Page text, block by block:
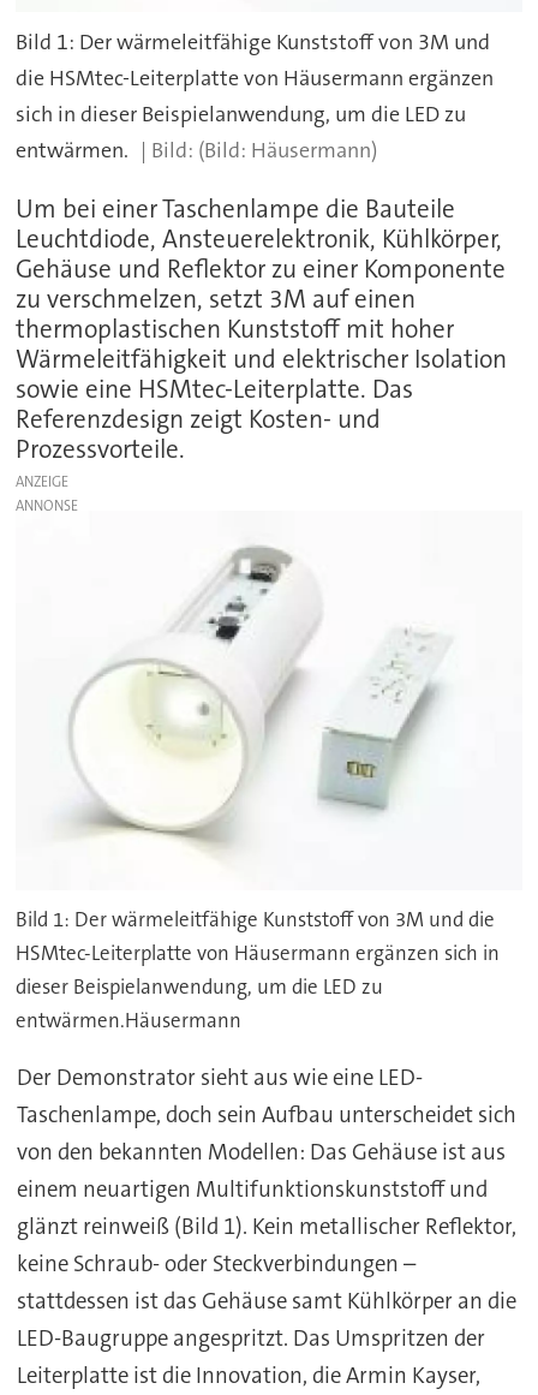
Bild 1: Der wärmeleitfähige Kunststoff von 3M und
die HSMtec-Leiterplatte von Häusermann ergänzen
sich in dieser Beispielanwendung, um die LED zu
entwärmen.
(Bild: Häusermann)
Um bei einer Taschenlampe die Bauteile
Leuchtdiode, Ansteuerelektronik, Kühlkörper,
Gehäuse und Reflektor zu einer Komponente
zu verschmelzen, setzt 3M auf einen
thermoplastischen Kunststoff mit hoher
Wärmeleitfähigkeit und elektrischer Isolation
sowie eine HSMtec-Leiterplatte. Das
Referenzdesign zeigt Kosten- und
Prozessvorteile.
ANZEIGE
Bild 1: Der wärmeleitfähige Kunststoff von 3M und die
HSMtec-Leiterplatte von Häusermann ergänzen sich in
dieser Beispielanwendung, um die LED zu
entwärmen.Häusermann
Der Demonstrator sieht aus wie eine LED-
Taschenlampe, doch sein Aufbau unterscheidet sich
von den bekannten Modellen: Das Gehäuse ist aus
einem neuartigen Multifunktionskunststoff und
glänzt reinweiß (Bild 1). Kein metallischer Reflektor,
keine Schraub- oder Steckverbindungen –
stattdessen ist das Gehäuse samt Kühlkörper an die
LED-Baugruppe angespritzt. Das Umspritzen der
Leiterplatte ist die Innovation, die Armin Kayser,